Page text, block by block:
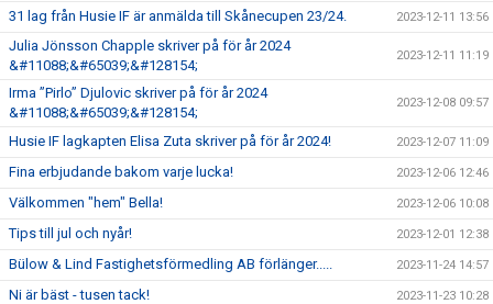
31 lag från Husie IF är anmälda till Skånecupen 23/24. 2023-12-11 13:56
Julia Jönsson Chapple skriver på för år 2024
&#11088;&#65039;&#128154;
2023-12-11 11:19
Irma ”Pirlo” Djulovic skriver på för år 2024
&#11088;&#65039;&#128154;
2023-12-08 09:57
Husie IF lagkapten Elisa Zuta skriver på för år 2024! 2023-12-07 11:09
Fina erbjudande bakom varje lucka! 2023-12-06 12:46
Välkommen "hem" Bella! 2023-12-06 10:08
Tips till jul och nyår! 2023-12-01 12:38
Bülow & Lind Fastighetsförmedling AB förlänger..... 2023-11-24 14:57
Ni är bäst - tusen tack! 2023-11-23 10:28